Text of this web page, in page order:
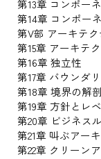
第13章 コンポー
第14章 コンポー
第V部 アーキテク
第15章 アーキテ
第16章 独立性
第17章 バウンダ
第18章 境界の解
第19章 方針とレ
第20章 ビジネス
第21章 叫ぶアー
第22章 クリーン